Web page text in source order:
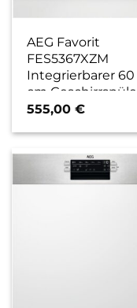
AEG Favorit
FES5367XZM
Integrierbarer 60
cm
edelstahl/
555,00€